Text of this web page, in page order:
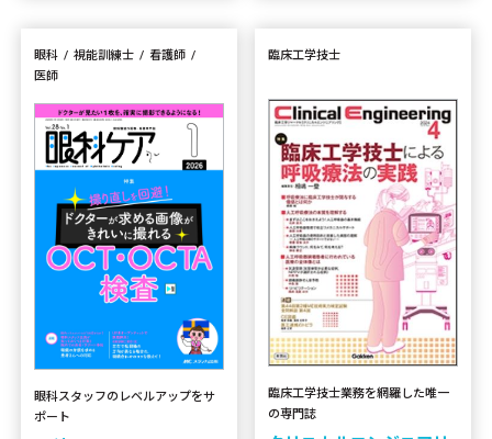
眼科 視能訓練士
看護師
医師
眼科スタッフのレベルアップをサ
ポート
臨床工学技士
臨床工学技士業務を網羅した唯一
の専門誌